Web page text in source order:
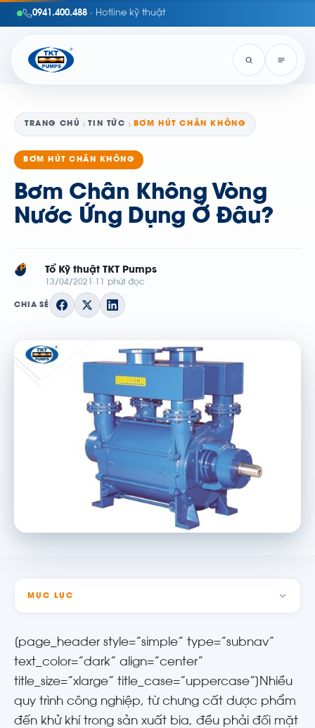
0941.400.488 · Hotline kỹ thuật
TRANG CHỦ TIN TỨC BƠM HÚT CHÂN KHÔNG
BƠM HÚT CHÂN KHÔNG
Bơm Chân Không Vòng
Nước Ứng Dụng Ở Đâu?
TP Tổ Kỹ thuật TKT Pumps
13/04/2021 11 phút đọc
CHIA SẺ
MỤC LỤC
[page_header style=”simple” type=”subnav”
text_color=”dark” align=”center”
title_size=”xlarge” title_case=”uppercase”] Nhiều
quy trình công nghiệp, từ chưng cất dược phẩm
đến khử khí trong sản xuất bia, đều phải đối mặt